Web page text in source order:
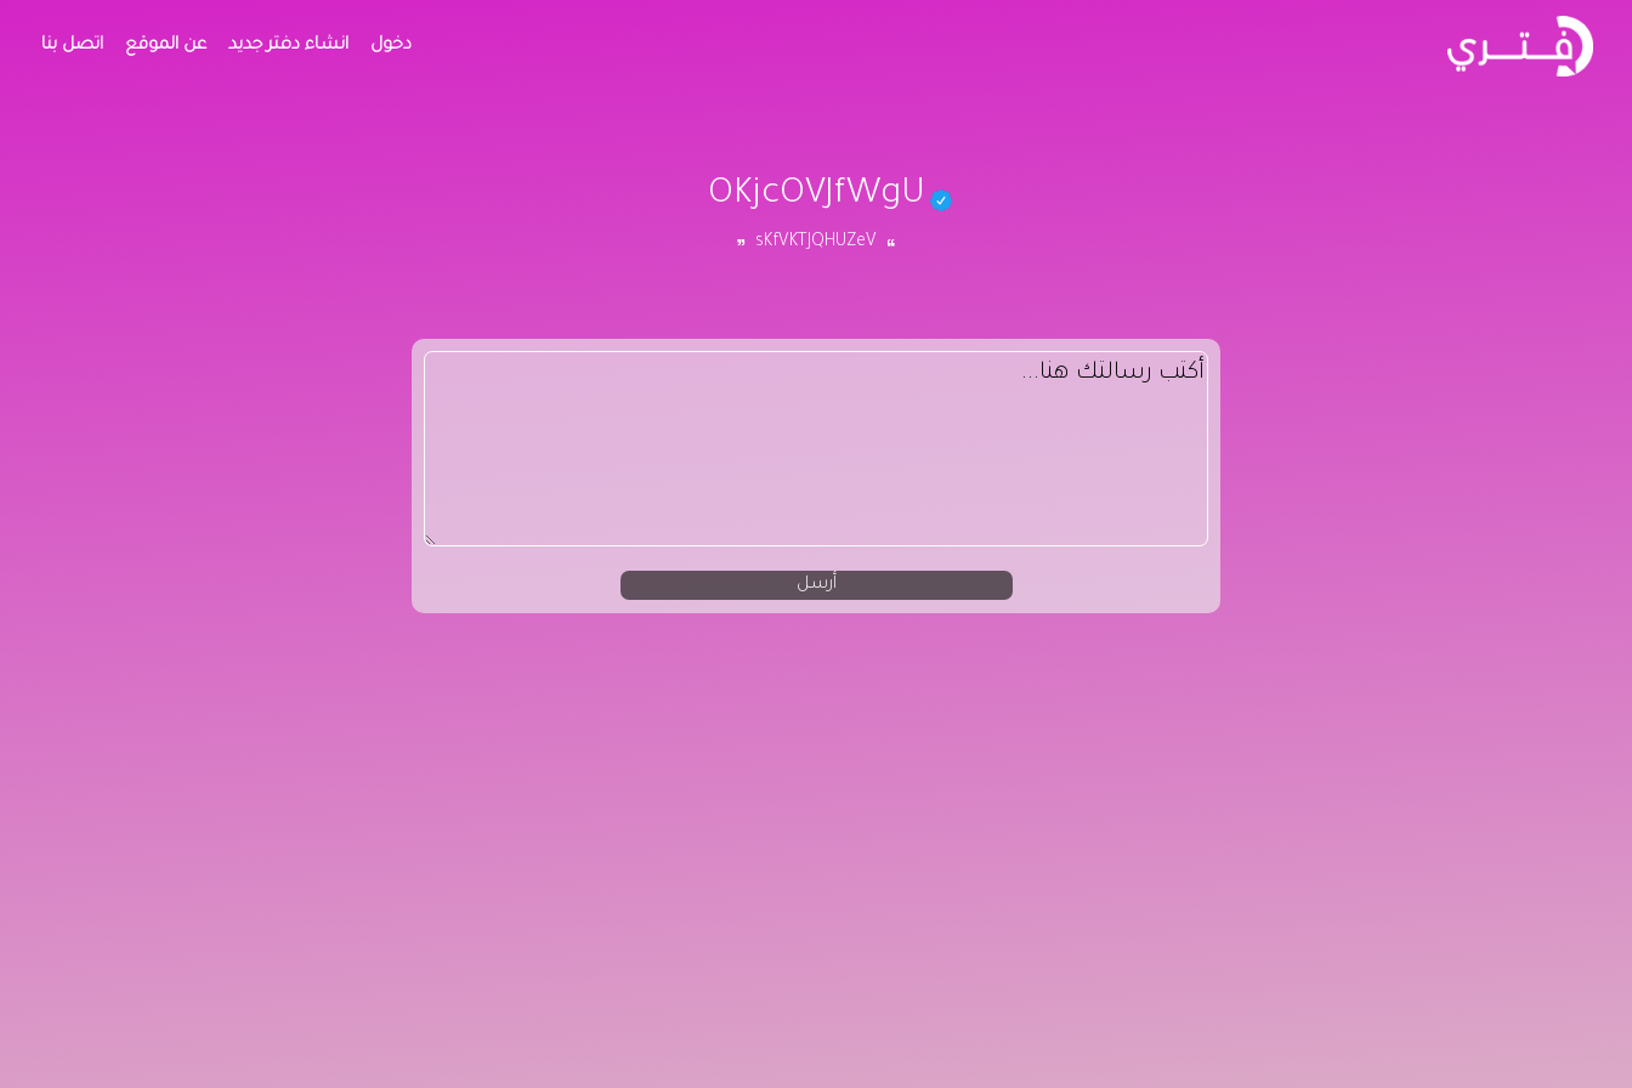
دخول انشاء دفتر جديد عن الموقع اتصل بنا
OKjcOVJfWgU